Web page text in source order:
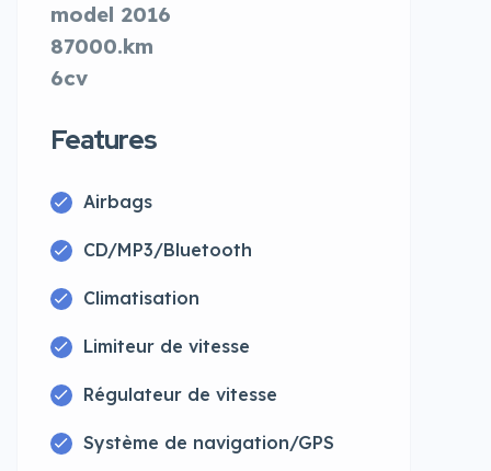
model 2016
87000.km
6cv
Features
Airbags
CD/MP3/Bluetooth
Climatisation
Limiteur de vitesse
Régulateur de vitesse
Système de navigation/GPS